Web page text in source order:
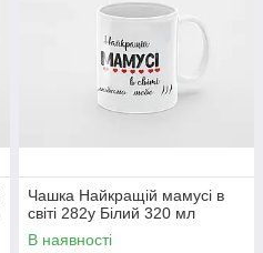
Чашка Найкращій мамусі в
світі 282у Білий 320 мл
В наявності